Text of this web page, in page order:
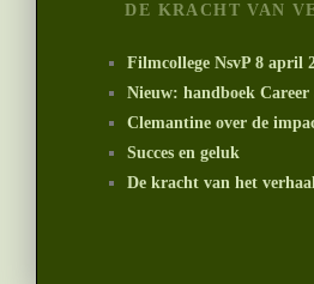
DE KRACHT VAN
Filmcollege NsvP 8 april
Nieuw: handboek
Clemantine over de
Succes en geluk
De kracht van het